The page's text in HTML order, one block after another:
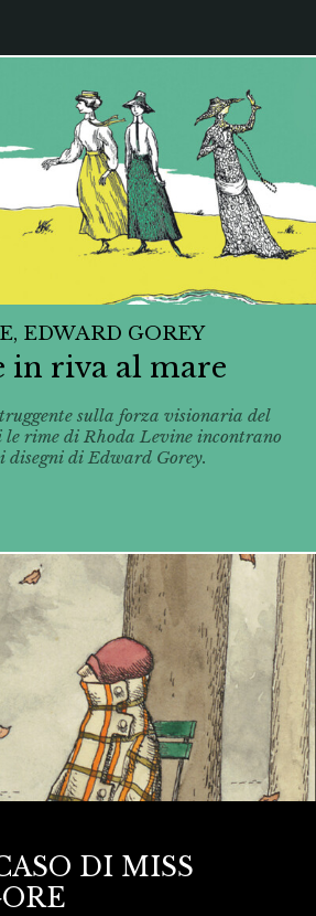
EDWARD GOREY
in riva al mare
sulla forza visionaria del
le rime di Rhoda Levine incontrano
di Edward Gorey.
DI MISS